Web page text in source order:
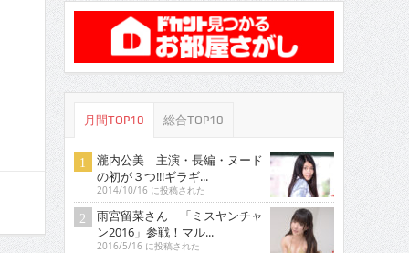
月間TOP10 総合TOP10
瀧内公美 主演・長編・ヌード
の初が３つ!!!ギラギ...
2014/10/16 に投稿された
雨宮留菜さん 「ミスヤンチャ
ン2016」参戦！マル...
2016/5/16 に投稿された